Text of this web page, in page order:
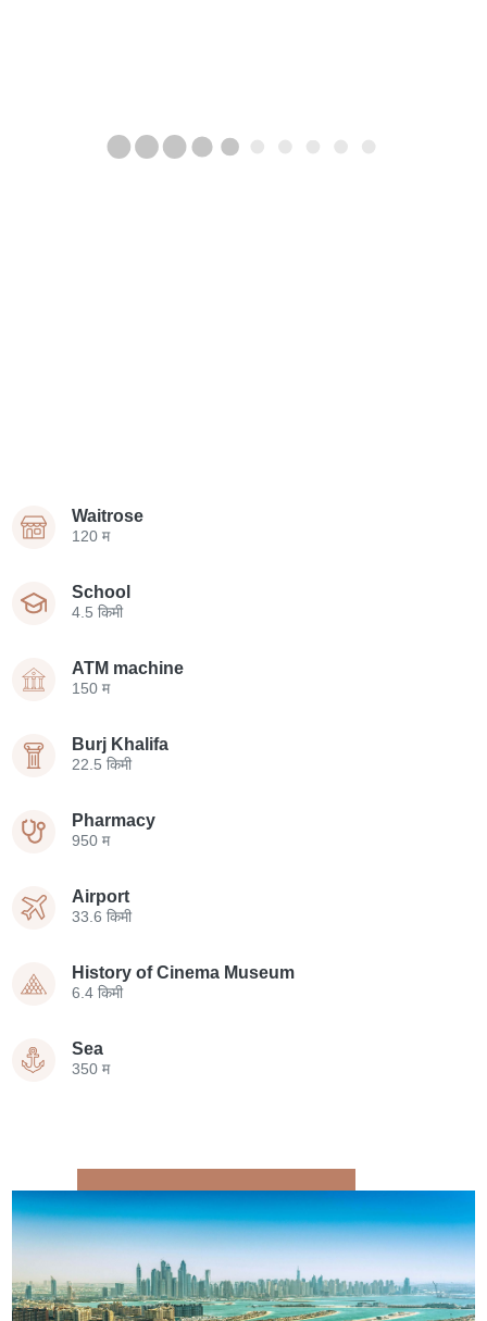
Waitrose
120 म
School
4.5 किमी
ATM machine
150 म
Burj Khalifa
22.5 किमी
Pharmacy
950 म
Airport
33.6 किमी
History of Cinema Museum
6.4 किमी
Sea
350 म